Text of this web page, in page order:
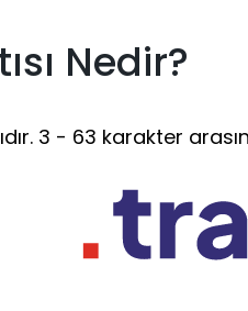
Nedir?
3 - 63 karakter